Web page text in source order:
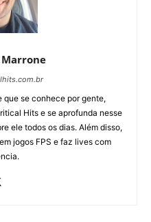
que se conhece por gente,
Hits e se aprofunda nesse
ele todos os dias. Além disso,
jogos FPS e faz lives com